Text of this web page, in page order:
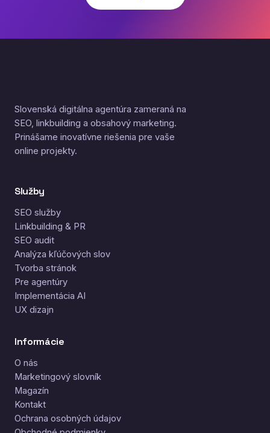
Slovenská digitálna agentúra zameraná na
SEO, linkbuilding a obsahový marketing.
Prinášame inovatívne riešenia pre vaše
online projekty.
Služby
SEO služby
Linkbuilding & PR
SEO audit
Analýza kľúčových slov
Tvorba stránok
Pre agentúry
Implementácia AI
UX dizajn
Informácie
O nás
Marketingový slovník
Magazín
Kontakt
Ochrana osobných údajov